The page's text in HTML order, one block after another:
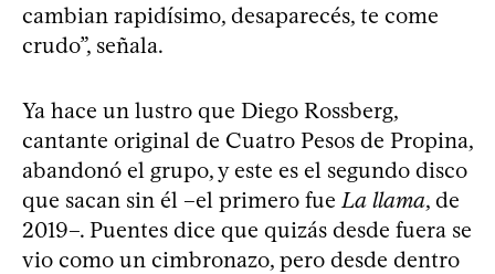
cambian rapidísimo, desaparecés, te come
crudo”, señala.
Ya hace un lustro que Diego Rossberg,
cantante original de Cuatro Pesos de Propina,
abandonó el grupo, y este es el segundo disco
que sacan sin él –el primero fue La llama, de
2019–. Puentes dice que quizás desde fuera se
vio como un cimbronazo, pero desde dentro